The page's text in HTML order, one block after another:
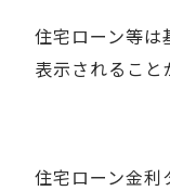
住宅ローン等
表示されること
住宅ローン金利